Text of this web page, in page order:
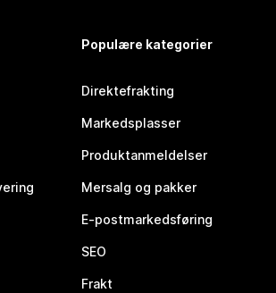
Populære kategorier
Direktefrakting
Markedsplasser
Produktanmeldelser
Mersalg og pakker
E-postmarkedsføring
SEO
Frakt